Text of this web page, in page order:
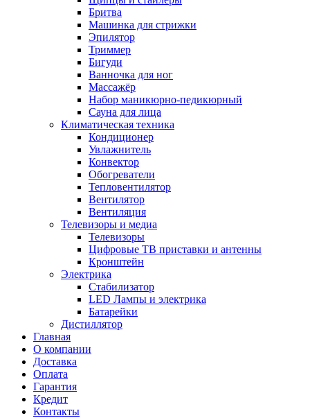
Бритва
Машинка для стрижки
Эпилятор
Триммер
Бигуди
Ванночка для ног
Массажёр
Набор маникюрно-педикюрный
Сауна для лица
Климатическая техника
Кондиционер
Увлажнитель
Конвектор
Обогреватели
Тепловентилятор
Вентилятор
Вентиляция
Телевизоры и медиа
Телевизоры
Цифровые ТВ приставки и антенны
Кронштейн
Электрика
Стабилизатор
LED Лампы и электрика
Батарейки
Дистиллятор
Главная
О компании
Доставка
Оплата
Гарантия
Кредит
Контакты